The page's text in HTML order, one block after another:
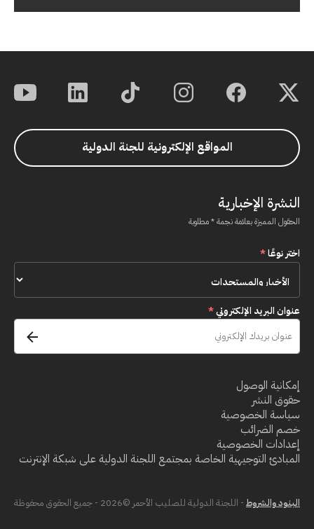
المواقع الإلكترونية للجنة الدولية
النشرة الإخبارية
الحقول المميزة بعلامة نجمة * مطلوبة
اختر نوعًا*
عنوان البريد الإلكتروني*
إمكانية الوصول
حقوق النشر
سياسة الخصوصية
خصم الضرائب
إعدادات الخصوصية
المبادئ التوجيهية الخاصة بمجتمع اللجنة الدولية على شبكة الإنترنت
البنود والشروط - اللجنة الدولية للصليب الأحمر ©2026 - جميع الحقوق محفوظة